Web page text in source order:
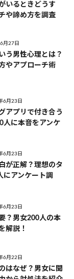
いるときどうす
や諦め方を調査
月27日
う男性心理とは？
やアプローチ術
6月23日
アプリで付き合う
人に本音をアンケ
6月23日
が正解？理想のタ
にアンケート調
6月23日
？男女200人の本
解説！
6月22日
はなぜ？男女に聞